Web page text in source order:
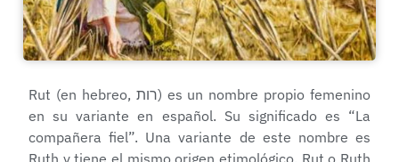
Rut (en hebreo, רות‎) es un nombre propio femenino
en su variante en español. Su significado es “La
compañera fiel”. Una variante de este nombre es